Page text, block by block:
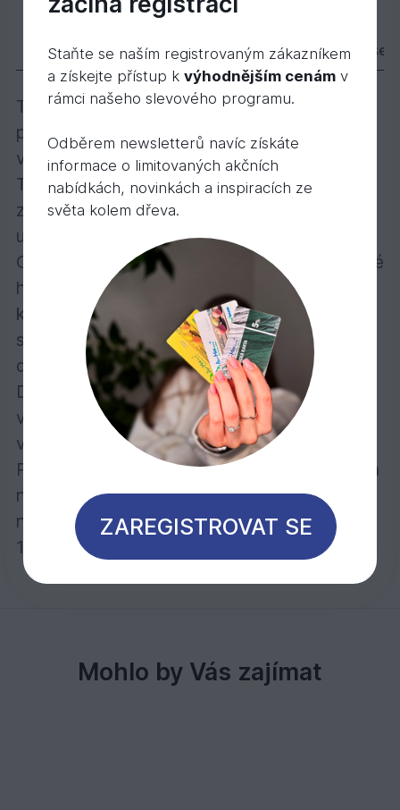
3101 Dekorační vosk transparentní bezbarvý
Popis Varianty Parametry
Transparentní a intenzivně zbarvené
provedení – všestranný talent pro dřevo ve
vnitřních prostorách!
Transparentně zbarvený nebo intenzivně
zbarvený, polomatný nebo matný, k použití
uvnitř
Obzvláště se doporučuje na nábytek a dětské
hračky, podlahy (U podlah se doporučuje
konečný nátěr Tvrdým voskovým olejem),
stěny, stropy, dveře, lišty, trámy a lepené
dřevo.
Dekorační vosk vytvoří povrch odpuzující
vodu a nečistoty – je odolný při stírání na
vlhko a rovněž je odolný vůči skvrnám.
Počet nátěrů: Pro transparentní povrch jeden
nátěr, pro intenzivně zbarvený povrch
naneste dva nátěry.
1 litr stačí při jednom nátěru na cca 24 m2
Mohlo by Vás zajímat
Staňte se naším registrovaným zákazníkem
a získejte přístup k výhodnějším cenámv
rámci našeho slevového programu.
Odběrem newsletterů navíc získáte
informace o limitovaných akčních
nabídkách, novinkách a inspiracích ze
světa kolem dřeva.
ZAREGISTROVAT SE